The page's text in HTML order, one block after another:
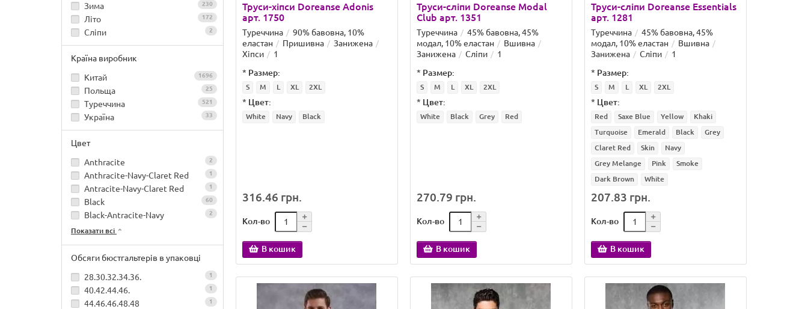
Зима 230
Літо 172
Сліпи 2
Країна виробник
Китай
1696
Польща 25
Туреччина 521
Україна 33
Цвет
Anthracite
2
Anthracite-Navy-Claret Red 1
Antracite-Navy-Claret Red 1
Black 60
Black-Antracite-Navy 2
Показати всі
Обсяги бюстгальтерів в упаковці
28.30.32.34.36.
1
40.42.44.46. 1
44.46.46.48.48 1
Труси-хіпси Doreanse Adonis
арт. 1750
Туреччина
90% бавовна, 10%
еластан
Пришивна
Занижена
Хіпси
1
* Размер:
S M L XL 2XL
* Цвет:
White Navy Black
316.46 грн.
Кол-во
В кошик
Труси-сліпи Doreanse Modal
Club арт. 1351
Туреччина
45% бавовна, 45%
модал, 10% еластан
Вшивна
Занижена
Сліпи
1
* Размер:
S M L XL 2XL
* Цвет:
White Black Grey Red
270.79 грн.
Кол-во
В кошик
Труси-сліпи Doreanse Essentials
арт. 1281
Туреччина
45% бавовна, 45%
модал, 10% еластан
Вшивна
Занижена
Сліпи
1
* Размер:
S M L XL 2XL
* Цвет:
Red Saxe Blue Yellow
Khaki
Turquoise
Emerald Black
Grey
Claret Red
Skin
Navy
Grey Melange
Pink
Smoke
Dark Brown
White
207.83 грн.
Кол-во
В кошик